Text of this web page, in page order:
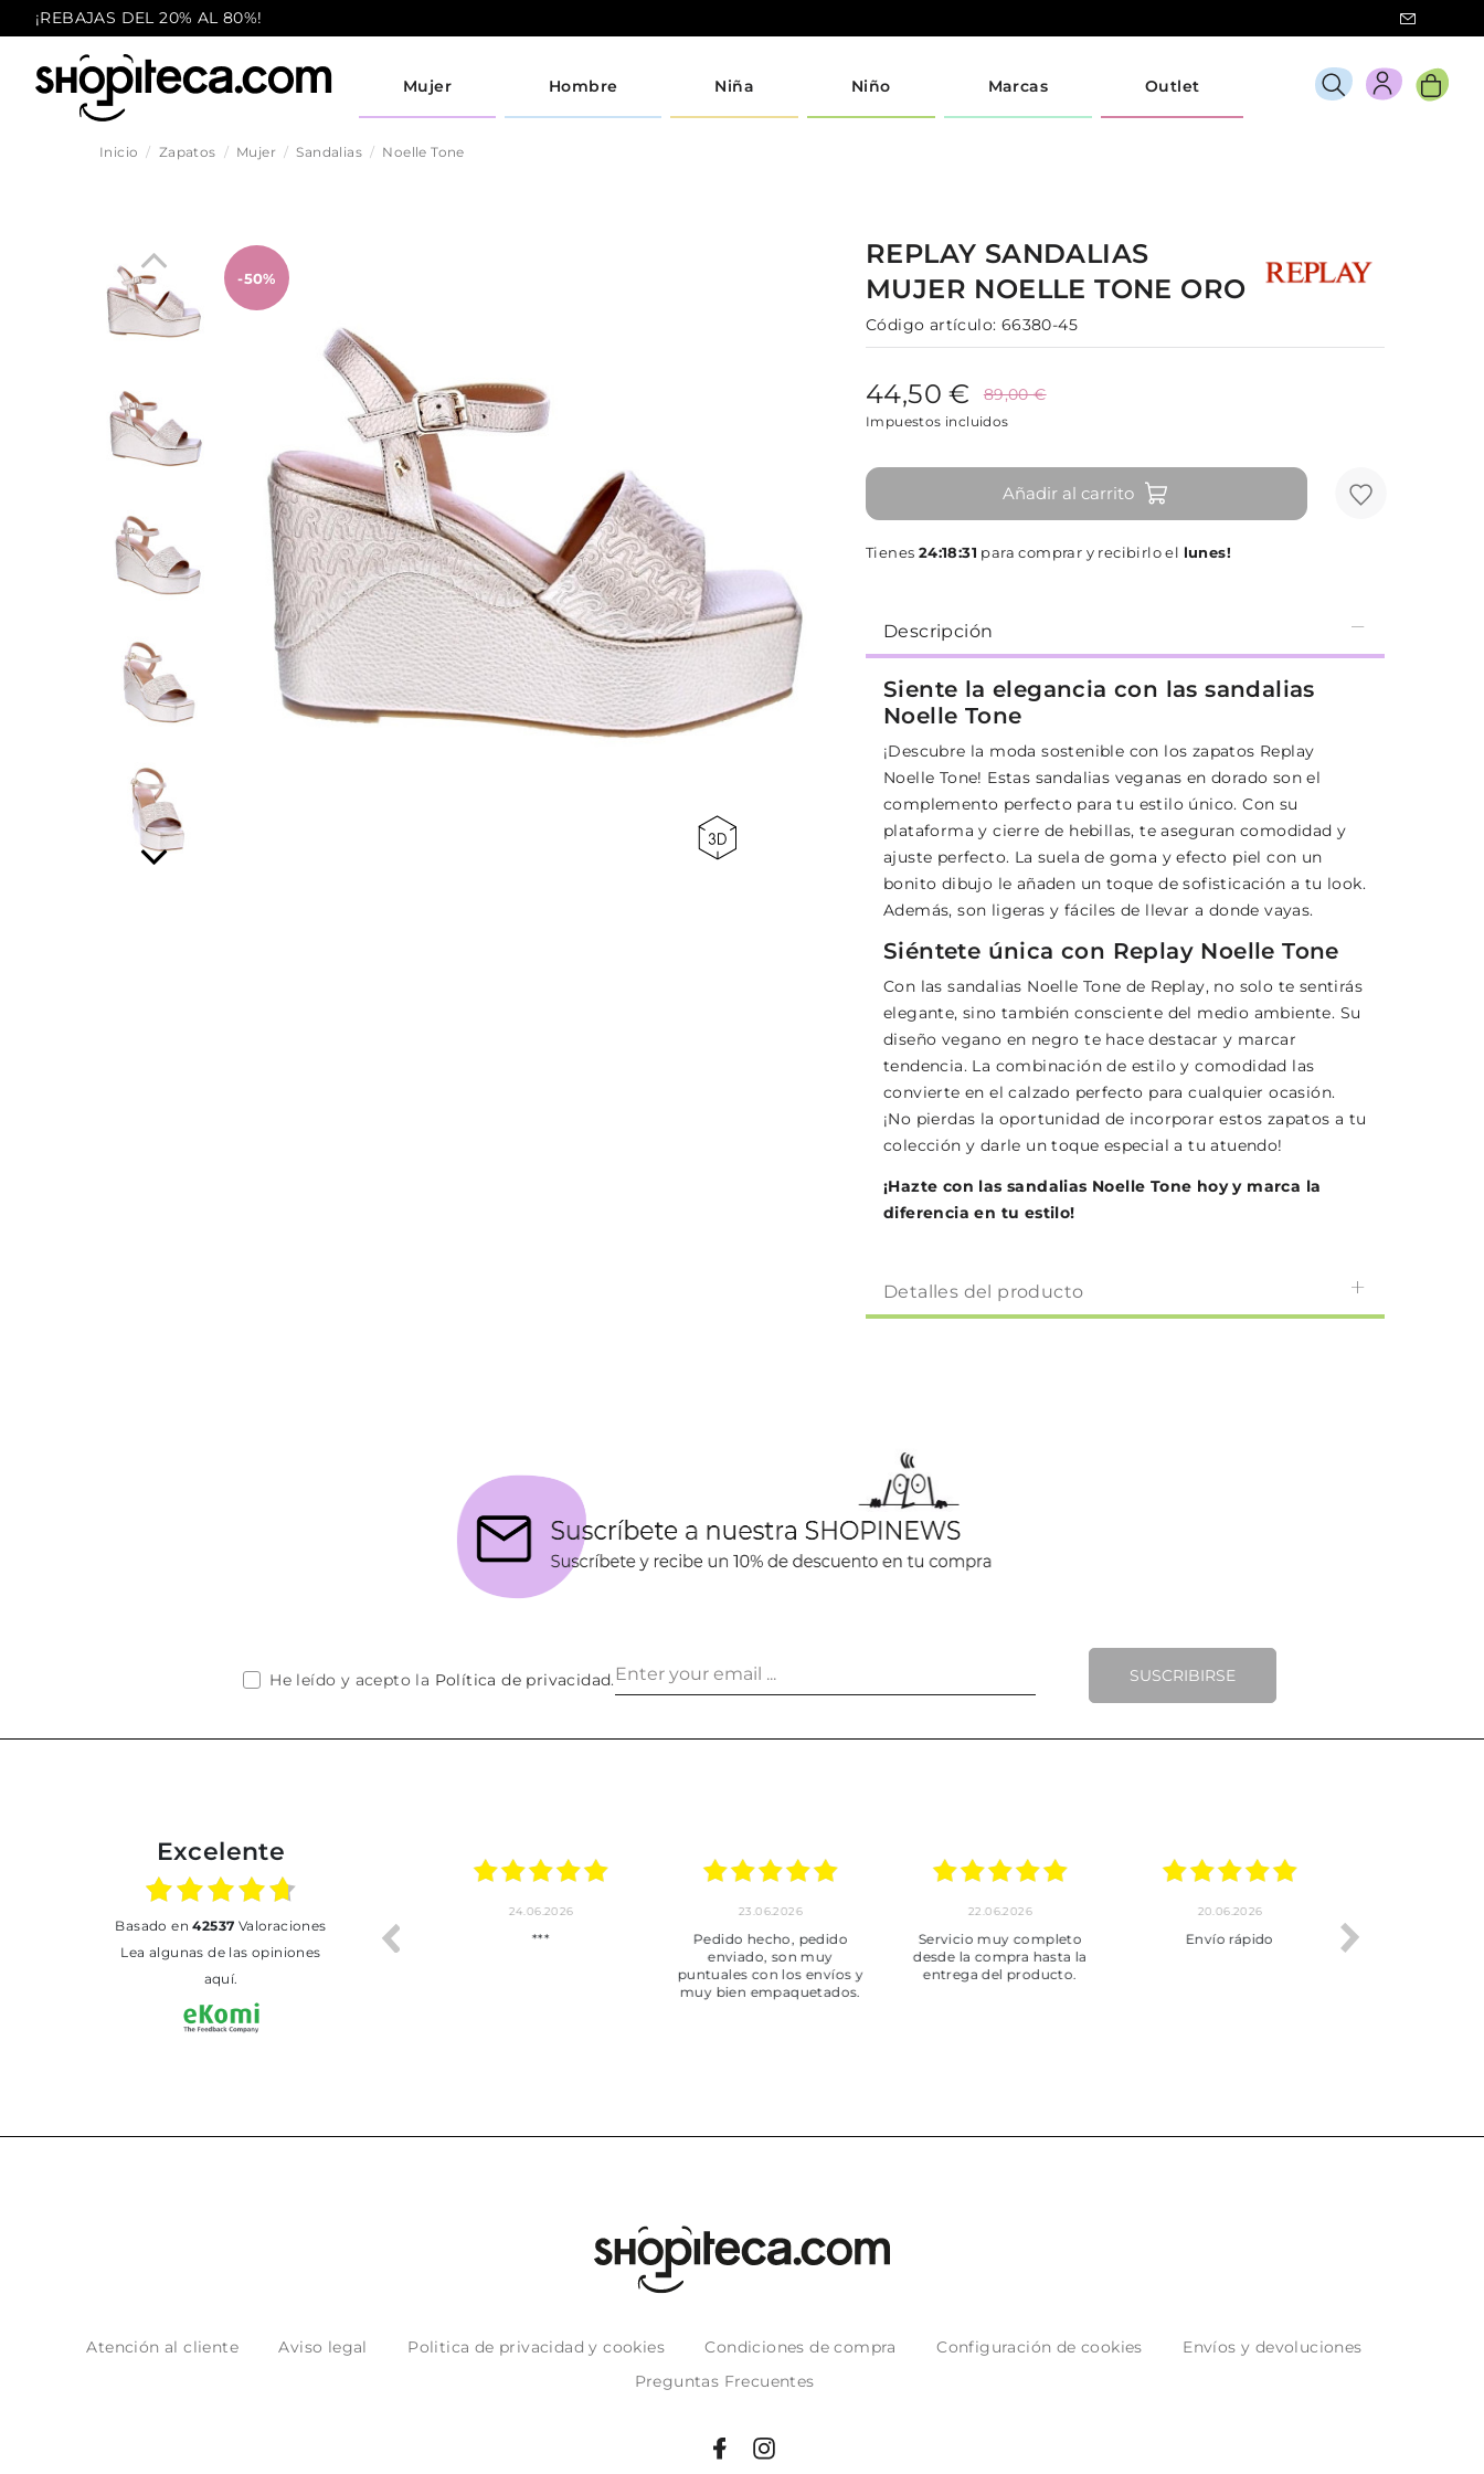
¡REBAJAS DEL 20% AL 80%!
Mujer Hombre Niña Niño Marcas Outlet
Inicio Zapatos Mujer Sandalias Noelle Tone
-50%
REPLAY SANDALIAS
MUJER NOELLE TONE ORO
Código artículo: 66380-45
44,50 € 89,00 €
Impuestos incluidos
Añadir al carrito
Tienes 24:18:31 para comprar y recibirlo el lunes!
Descripción
Siente la elegancia con las sandalias
Noelle Tone
¡Descubre la moda sostenible con los zapatos Replay
Noelle Tone! Estas sandalias veganas en dorado son el
complemento perfecto para tu estilo único. Con su
plataforma y cierre de hebillas, te aseguran comodidad y
ajuste perfecto. La suela de goma y efecto piel con un
bonito dibujo le añaden un toque de sofisticación a tu look.
Además, son ligeras y fáciles de llevar a donde vayas.
Siéntete única con Replay Noelle Tone
Con las sandalias Noelle Tone de Replay, no solo te sentirás
elegante, sino también consciente del medio ambiente. Su
diseño vegano en negro te hace destacar y marcar
tendencia. La combinación de estilo y comodidad las
convierte en el calzado perfecto para cualquier ocasión.
¡No pierdas la oportunidad de incorporar estos zapatos a tu
colección y darle un toque especial a tu atuendo!
¡Hazte con las sandalias Noelle Tone hoy y marca la
diferencia en tu estilo!
Detalles del producto
SUSCRIBIRSE
He leído y acepto la Política de privacidad.
Excelente
basado en42537 Valoraciones
Lea algunas de las opiniones
aquí.
24.06.2026
***
23.06.2026
Pedido hecho, pedido
enviado, son muy
puntuales con los envíos y
muy bien empaquetados.
22.06.2026
Servicio muy completo
desde la compra hasta la
entrega del producto.
20.06.2026
Envío rápido
Atención al cliente Aviso legal Politica de privacidad y cookies Condiciones de compra Configuración de cookies
Envíos y devoluciones
Preguntas Frecuentes